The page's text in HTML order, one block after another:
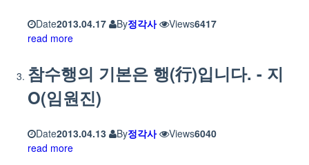
Date2013.04.17 By정각사 Views6417
read more
참수행의 기본은 행(行)입니다. - 지
O(임원진)
Date2013.04.13 By정각사 Views6040
read more